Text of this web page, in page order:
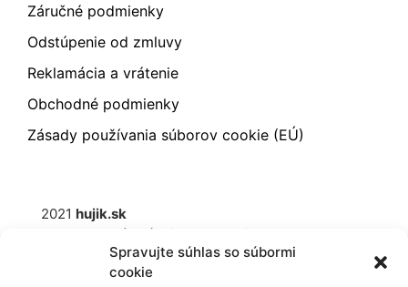
Spravujte súhlas so súbormi
cookie
Záručné podmienky
Odstúpenie od zmluvy
Reklamácia a vrátenie
Obchodné podmienky
Zásady používania súborov cookie (EÚ)
2021 hujik.sk
Ochrana osobných údajov
Cookies